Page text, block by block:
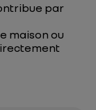
par
maison ou